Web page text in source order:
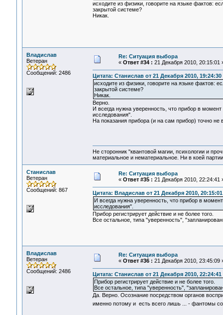
исходите из физики, говорите на языке фактов:
закрытой системе?
Никак.
Владислав
Ветеран
Сообщений: 2486
Re: Ситуация выбора
« Ответ #34 : 21 Декабря 2010, 20:15:01
Цитата: Станислав от 21 Декабря 2010, 19:24:30
исходите из физики, говорите на языке фактов:
закрытой системе?
Никак.
Верно.
И всегда нужна уверенность, что прибор в
исследования".
На показания прибора (и на сам прибор) точно
Не сторонник "квантовой магии, психологии и
материальное и нематериальное. Ни в коей
Станислав
Ветеран
Сообщений: 867
Re: Ситуация выбора
« Ответ #35 : 21 Декабря 2010, 22:24:41
Цитата: Владислав от 21 Декабря 2010, 20:15:01
И всегда нужна уверенность, что прибор в
исследования".
Прибор регистрирует действие и не более того.
Все остальное, типа "уверенность",
Владислав
Ветеран
Сообщений: 2486
Re: Ситуация выбора
« Ответ #36 : 21 Декабря 2010, 23:45:09
Цитата: Станислав от 21 Декабря 2010, 22:24:41
Прибор регистрирует действие и не более того.
Все остальное, типа "уверенность",
Да. Верно. Осознание посредством органов
именно потому и есть всего лишь ... - фантомы